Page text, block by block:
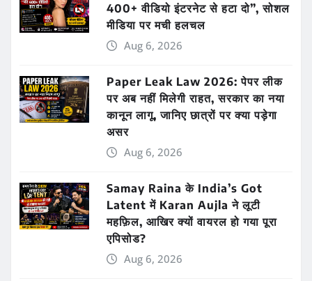
400+ वीडियो इंटरनेट से हटा दो”, सोशल
मीडिया पर मची हलचल
Aug 6, 2026
Paper Leak Law 2026: पेपर लीक
पर अब नहीं मिलेगी राहत, सरकार का नया
कानून लागू, जानिए छात्रों पर क्या पड़ेगा
असर
Aug 6, 2026
Samay Raina के India’s Got
Latent में Karan Aujla ने लूटी
महफ़िल, आखिर क्यों वायरल हो गया पूरा
एपिसोड?
Aug 6, 2026